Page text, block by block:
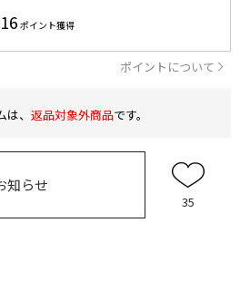
16 ポイント獲得
ポイントについて
、 返品対象外商品です。
知らせ
35